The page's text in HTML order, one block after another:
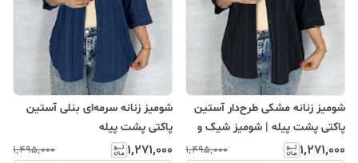
شومیز زنانه مشکی طرح‌دار آستین
پاکتی پشت پیله | شومیز شیک و
خاص
۱٬۲۷۱٬۰۰۰ ۱٬۴۹۵٬۰۰۰
شومیز زنانه سرمه‌ای بنلی آستین
پاکتی پشت پیله
۱٬۲۷۱٬۰۰۰ ۱٬۴۹۵٬۰۰۰